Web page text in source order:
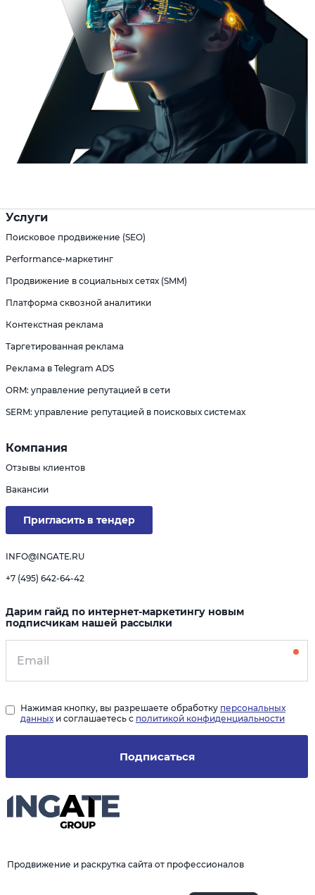
Продвижение и раскрутка сайта от профессионалов
Услуги
Поисковое продвижение (SEO)
Performance-маркетинг
Продвижение в социальных сетях (SMM)
Платформа сквозной аналитики
Контекстная реклама
Таргетированная реклама
Реклама в Telegram ADS
ORM: управление репутацией в сети
SERM: управление репутацией в поисковых системах
Компания
Отзывы клиентов
Вакансии
Пригласить в тендер
INFO@INGATE.RU
+7 (495) 642-64-42
Дарим гайд по интернет-маркетингу новым
подписчикам нашей рассылки
Подписаться
Нажимая кнопку, вы разрешаете обработку персональных
данных и соглашаетесь с политикой конфиденциальности